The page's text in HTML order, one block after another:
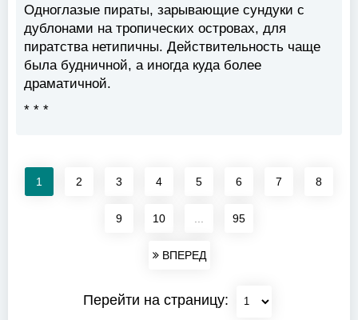
Одноглазые пираты, зарывающие сундуки с
дублонами на тропических островах, для
пиратства нетипичны. Действительность чаще
была будничной, а иногда куда более
драматичной.
* * *
1 2 3 4 5 6 7 8
9 10 95
ВПЕРЕД
Перейти на страницу: